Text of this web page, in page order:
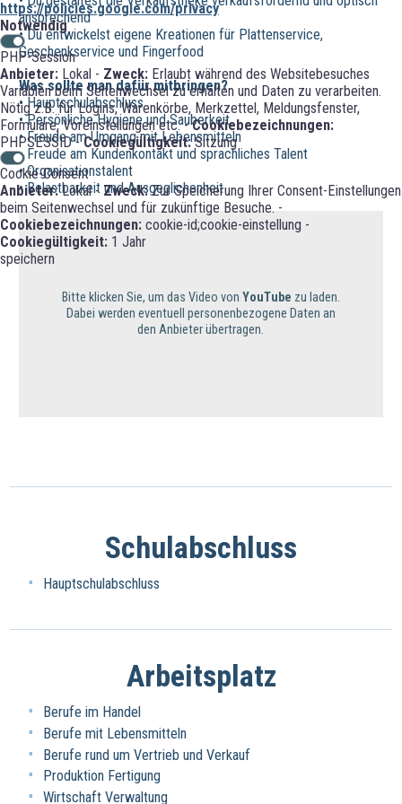
https://policies.google.com/privacy
Notwendig
PHP-Session
Anbieter: Lokal - Zweck: Erlaubt während des Websitebesuches
Variablen beim Seitenwechsel zu erhalten und Daten zu verarbeiten.
Nötig z.B. für Logins, Warenkörbe, Merkzettel, Meldungsfenster,
Formulare, Voreinstellungen etc. -Cookiebezeichnungen:
PHPSESSID -Cookiegültigkeit:Sitzung
Cookie-Consent
Anbieter:Lokal - Zweck:Zur Speicherung Ihrer Consent-Einstellungen
beim Seitenwechsel und für zukünftige Besuche. -
Cookiebezeichnungen: cookie-id;cookie-einstellung -
Cookiegültigkeit: 1 Jahr
speichern
ansprechend
• Du entwickelst eigene Kreationen für Plattenservice,
Geschenkservice und Fingerfood
Was sollte man dafür mitbringen?
• Hauptschulabschluss
• Persönliche Hygiene und Sauberkeit
• Freude am Umgang mit Lebensmitteln
• Freude am Kundenkontakt und sprachliches Talent
• Organisationstalent
• Belastbarkeit und Ausgeglichenheit
Bitte klicken Sie, um das Video von YouTube zu laden.
Dabei werden eventuell personenbezogene Daten an
den Anbieter übertragen.
Schulabschluss
Hauptschulabschluss
Arbeitsplatz
Berufe im Handel
Berufe mit Lebensmitteln
Berufe rund um Vertrieb und Verkauf
Produktion Fertigung
Wirtschaft Verwaltung